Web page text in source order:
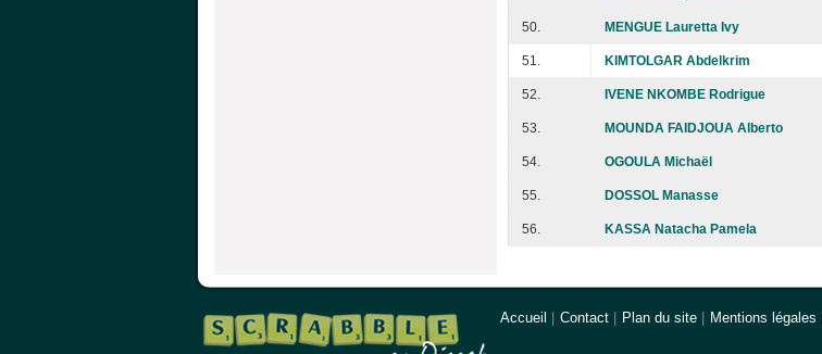
50. MENGUE Lauretta Ivy
51. KIMTOLGAR Abdelkrim
52. IVENE NKOMBE Rodrigue
53. MOUNDA FAIDJOUA Alberto
54. OGOULA Michaël
55. DOSSOL Manasse
56. KASSA Natacha Pamela
Accueil Contact Plan du site Mentions légales